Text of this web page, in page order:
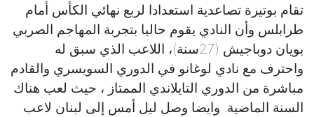
تقام بوتيرة تصاعدية استعدادا لربع نهائي الكأس أمام
طرابلس وأن النادي يقوم حاليا بتجربة المهاجم الصربي
بويان دوباجيش (27سنة)، اللاعب الذي سبق له
واحترف مع نادي لوغانو في الدوري السويسري والقادم
مباشرة من الدوري التايلاندي الممتاز ، حيث لعب هناك
السنة الماضية. وايضا وصل ليل أمس إلى لبنان لاعب